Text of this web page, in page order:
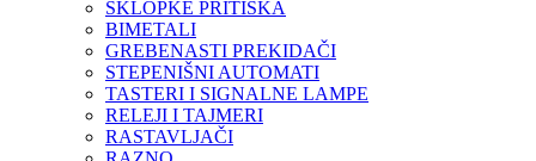
SKLOPKE PRITISKA
BIMETALI
GREBENASTI PREKIDAČI
STEPENIŠNI AUTOMATI
TASTERI I SIGNALNE LAMPE
RELEJI I TAJMERI
RASTAVLJAČI